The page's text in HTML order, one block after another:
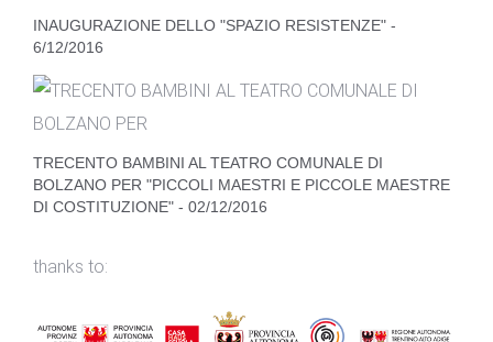
INAUGURAZIONE DELLO "SPAZIO RESISTENZE" -
6/12/2016
TRECENTO BAMBINI AL TEATRO COMUNALE DI
BOLZANO PER "PICCOLI MAESTRI E PICCOLE MAESTRE
DI COSTITUZIONE" - 02/12/2016
thanks to: